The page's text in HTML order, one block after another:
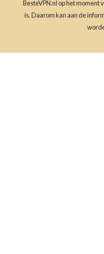
BesteVPN.nl op het moment
is. Daarom kan aan de